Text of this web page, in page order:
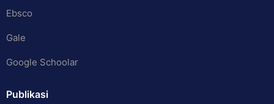
Ebsco
Gale
Google Schoolar
Publikasi